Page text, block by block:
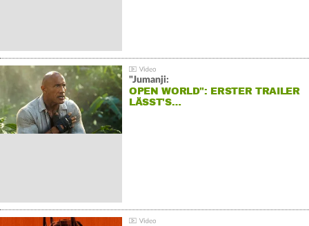
"Jumanji:
OPEN WORLD": ERSTER TRAILER
LÄSST'S…